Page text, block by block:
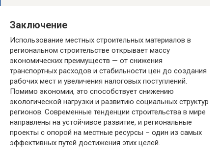
Заключение
Использование местных строительных материалов в
региональном строительстве открывает массу
экономических преимуществ — от снижения
транспортных расходов и стабильности цен до создания
рабочих мест и увеличения налоговых поступлений.
Помимо экономии, это способствует снижению
экологической нагрузки и развитию социальных структур
регионов. Современные тенденции строительства в мире
направлены на устойчивое развитие, и региональные
проекты с опорой на местные ресурсы – один из самых
эффективных путей достижения этих целей.